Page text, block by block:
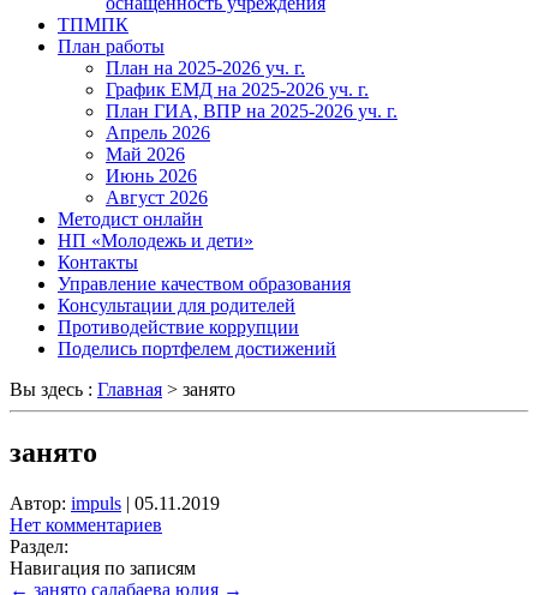
ТПМПК
План работы
План на 2025-2026 уч. г.
График ЕМД на 2025-2026 уч. г.
План ГИА, ВПР на 2025-2026 уч. г.
Апрель 2026
Май 2026
Июнь 2026
Август 2026
Методист онлайн
НП «Молодежь и дети»
Контакты
Управление качеством образования
Консультации для родителей
Противодействие коррупции
Поделись портфелем достижений
Вы здесь : Главная > занято
занято
Автор: impuls | 05.11.2019
Нет комментариев
Раздел:
Навигация по записям
← занято салабаева юлия →